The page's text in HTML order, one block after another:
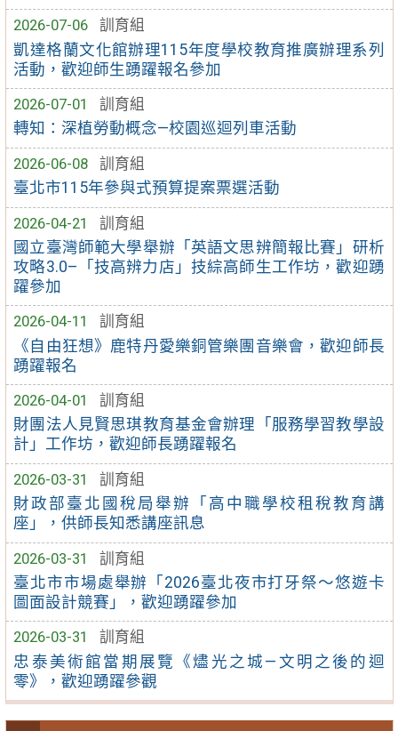
2026-07-06
訓育組
凱達格蘭文化館辦理115年度學校教育推廣辦理系列
活動，歡迎師生踴躍報名參加
2026-07-01
訓育組
轉知：深植勞動概念—校園巡迴列車活動
2026-06-08
訓育組
臺北市115年參與式預算提案票選活動
2026-04-21
訓育組
國立臺灣師範大學舉辦「英語文思辨簡報比賽」研析
攻略3.0–「技高辨力店」技綜高師生工作坊，歡迎踴
躍參加
2026-04-11
訓育組
《自由狂想》鹿特丹愛樂銅管樂團音樂會，歡迎師長
踴躍報名
2026-04-01
訓育組
財團法人見賢思琪教育基金會辦理「服務學習教學設
計」工作坊，歡迎師長踴躍報名
2026-03-31
訓育組
財政部臺北國稅局舉辦「高中職學校租稅教育講
座」，供師長知悉講座訊息
2026-03-31
訓育組
臺北市市場處舉辦「2026臺北夜市打牙祭～悠遊卡
圖面設計競賽」，歡迎踴躍參加
2026-03-31
訓育組
忠泰美術館當期展覽《燼光之城—文明之後的迴
零》，歡迎踴躍參觀